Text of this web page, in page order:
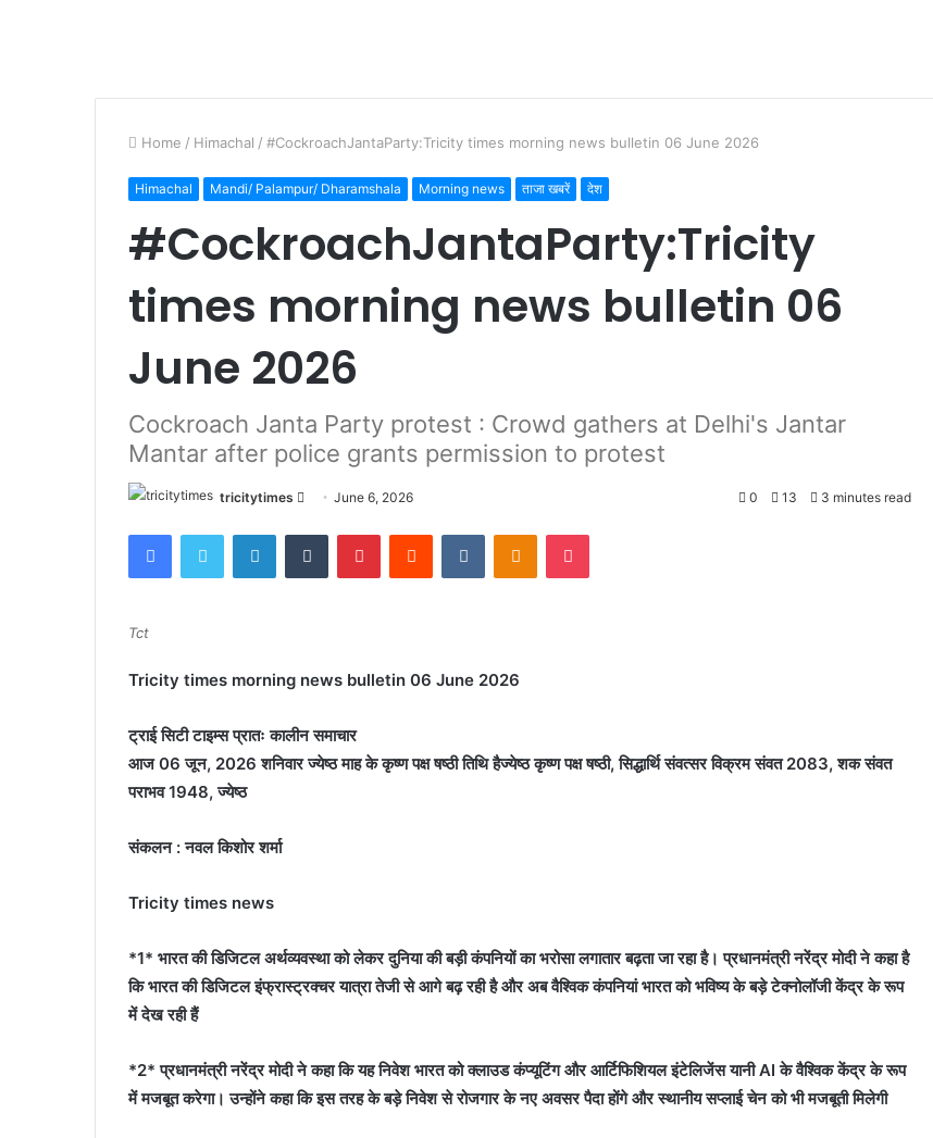
Home / Himachal / #CockroachJantaParty:Tricity times morning news bulletin 06 June 2026
Himachal Mandi/ Palampur/ Dharamshala Morning news ताजा खबरें देश
#CockroachJantaParty:Tricity
times morning news bulletin 06
June 2026
Cockroach Janta Party protest : Crowd gathers at Delhi's Jantar
Mantar after police grants permission to protest
tricitytimes
Send
email
June 6, 2026 0 13 3 minutes read
FacebookTwitter LinkedInTumblr PinterestReddit VKontakteOdnoklassniki
Pocket
Tct
Tricity times morning news bulletin 06 June 2026
ट्राई सिटी टाइम्स प्रातः कालीन समाचार
आज 06 जून, 2026 शनिवार ज्येष्ठ माह के कृष्ण पक्ष षष्ठी तिथि हैज्येष्ठ कृष्ण पक्ष षष्ठी, सिद्धार्थि संवत्सर विक्रम संवत 2083, शक संवत
पराभव 1948, ज्येष्ठ
संकलन : नवल किशोर शर्मा
Tricity times news
*1* भारत की डिजिटल अर्थव्यवस्था को लेकर दुनिया की बड़ी कंपनियों का भरोसा लगातार बढ़ता जा रहा है। प्रधानमंत्री नरेंद्र मोदी ने कहा है
कि भारत की डिजिटल इंफ्रास्ट्रक्चर यात्रा तेजी से आगे बढ़ रही है और अब वैश्विक कंपनियां भारत को भविष्य के बड़े टेक्नोलॉजी केंद्र के रूप
में देख रही हैं
*2* प्रधानमंत्री नरेंद्र मोदी ने कहा कि यह निवेश भारत को क्लाउड कंप्यूटिंग और आर्टिफिशियल इंटेलिजेंस यानी AI के वैश्विक केंद्र के रूप
में मजबूत करेगा। उन्होंने कहा कि इस तरह के बड़े निवेश से रोजगार के नए अवसर पैदा होंगे और स्थानीय सप्लाई चेन को भी मजबूती मिलेगी